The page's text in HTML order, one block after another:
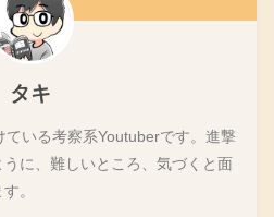
タキ
いる考察系Youtuberです。進撃
に、難しいところ、気づくと面
。